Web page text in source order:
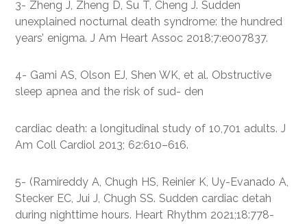
3- Zheng J, Zheng D, Su T, Cheng J. Sudden
unexplained nocturnal death syndrome: the hundred
years’ enigma. J Am Heart Assoc 2018;7:e007837.
4- Gami AS, Olson EJ, Shen WK, et al. Obstructive
sleep apnea and the risk of sud- den
cardiac death: a longitudinal study of 10,701 adults. J
Am Coll Cardiol 2013; 62:610–616.
5- (Ramireddy A, Chugh HS, Reinier K, Uy-Evanado A,
Stecker EC, Jui J, Chugh SS. Sudden cardiac detah
during nighttime hours. Heart Rhythm 2021;18:778-